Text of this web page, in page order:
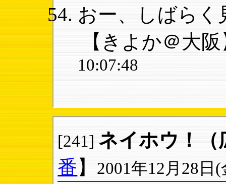
おー、しばらく
【きよか＠大
10:07:48
[241] ネイホウ！（
番 】 2001年12月28日